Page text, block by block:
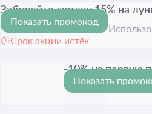
-15%
Забирайте скидку 15% на
купону
Срок акции истёк
Показать промокод
-10%
-10% на первую
Срок акции истёк
Показать